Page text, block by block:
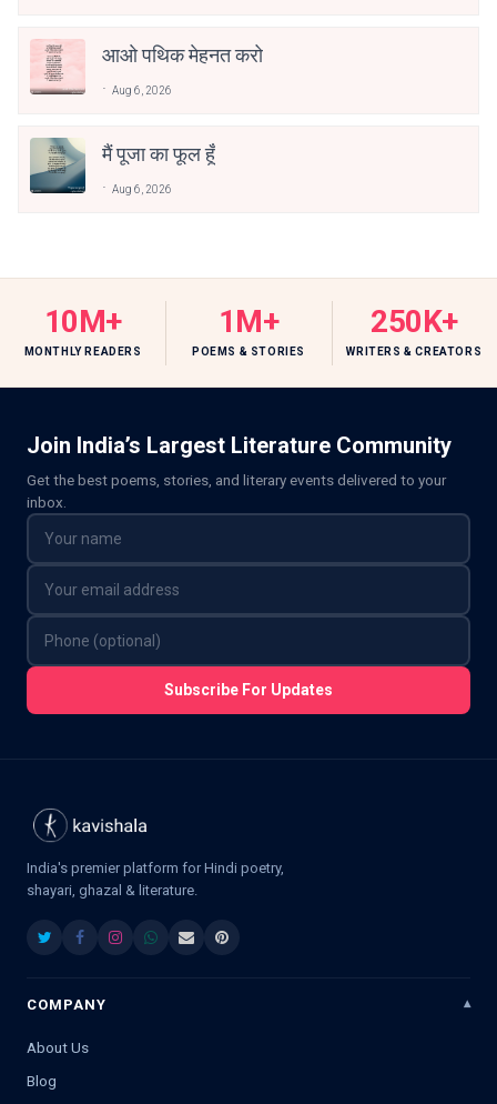
आओ पथिक मेहनत करो
Aug 6, 2026
मैं पूजा का फूल हूँ
Aug 6, 2026
10M+
MONTHLY READERS
1M+
POEMS & STORIES
250K+
WRITERS & CREATORS
Join India’s Largest Literature Community
Get the best poems, stories, and literary events delivered to your
inbox.
Subscribe For Updates
India's premier platform for Hindi poetry,
shayari, ghazal & literature.
COMPANY
About Us
Blog